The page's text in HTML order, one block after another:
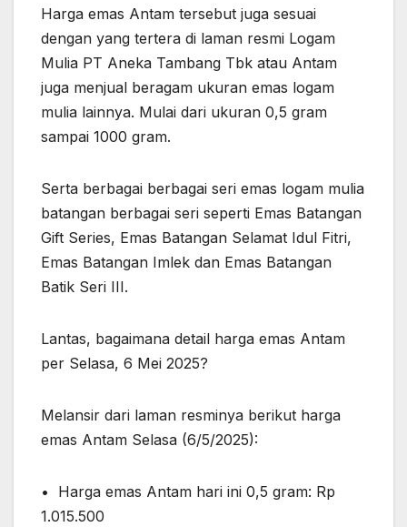
Harga emas Antam tersebut juga sesuai
dengan yang tertera di laman resmi Logam
Mulia PT Aneka Tambang Tbk atau Antam
juga menjual beragam ukuran emas logam
mulia lainnya. Mulai dari ukuran 0,5 gram
sampai 1000 gram.
Serta berbagai berbagai seri emas logam mulia
batangan berbagai seri seperti Emas Batangan
Gift Series, Emas Batangan Selamat Idul Fitri,
Emas Batangan Imlek dan Emas Batangan
Batik Seri III.
Lantas, bagaimana detail harga emas Antam
per Selasa, 6 Mei 2025?
Melansir dari laman resminya berikut harga
emas Antam Selasa (6/5/2025):
•⁠ ⁠Harga emas Antam hari ini 0,5 gram: Rp
1.015.500